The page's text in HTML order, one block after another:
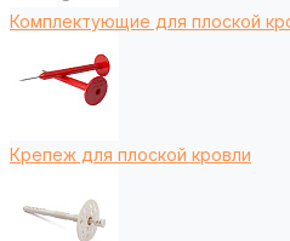
Комплектующие для плоской
Крепеж для плоской кровли